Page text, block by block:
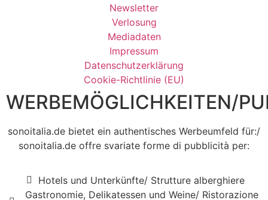
Newsletter
Verlosung
Mediadaten
Impressum
Datenschutzerklärung
Cookie-Richtlinie (EU)
WERBEMÖGLICHKEITEN/
sonoitalia.de bietet ein authentisches Werbeumfeld für:/
sonoitalia.de offre svariate forme di pubblicità per:
Hotels und Unterkünfte/ Strutture alberghiere
Gastronomie, Delikatessen und Weine/ Ristorazione